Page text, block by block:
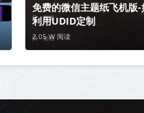
免费的微信主题纸飞机版-
利用UDID定制
2.05 W 阅读